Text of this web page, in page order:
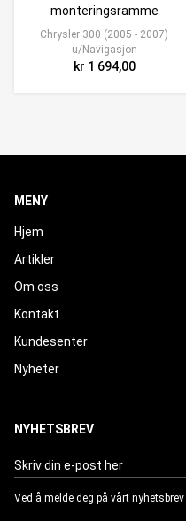
monteringsramme
Chrysler 300 (2005 - 2007)
u/Navigasjon
kr 1 694,00
MENY
Hjem
Artikler
Om oss
Kontakt
Kundesenter
Nyheter
NYHETSBREV
Ved å melde deg på vårt